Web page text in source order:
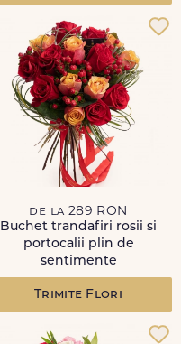
de la 289 RON
Buchet trandafiri rosii si
portocalii plin de
sentimente
Trimite Flori